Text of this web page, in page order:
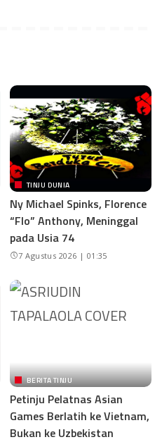
TINJU DUNIA
Ny Michael Spinks, Florence
“Flo” Anthony, Meninggal
pada Usia 74
7 Agustus 2026 | 01:35
BERITA TINJU
Petinju Pelatnas Asian
Games Berlatih ke Vietnam,
Bukan ke Uzbekistan